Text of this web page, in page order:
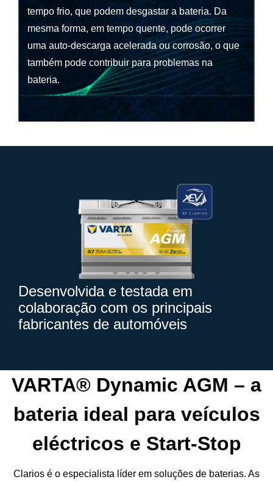
tempo frio, que podem desgastar a bateria. Da
mesma forma, em tempo quente, pode ocorrer
uma auto-descarga acelerada ou corrosão, o que
também pode contribuir para problemas na
bateria.
Desenvolvida e testada em
colaboração com os principais
fabricantes de automóveis
VARTA® Dynamic AGM – a
bateria ideal para veículos
eléctricos e Start-Stop
Clarios é o especialista líder em soluções de baterias. As